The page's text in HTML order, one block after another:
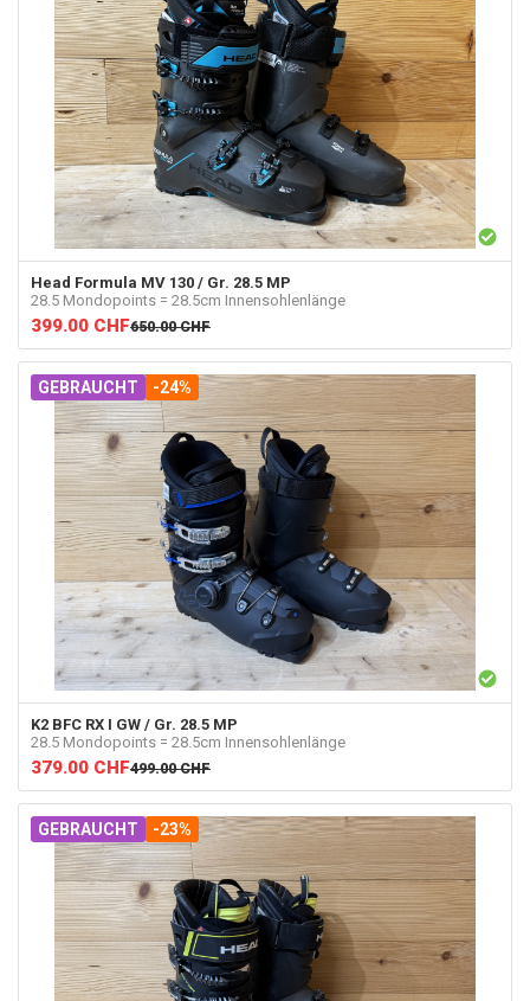
Head Formula MV 130 / Gr. 28.5 MP
28.5 Mondopoints = 28.5cm Innensohlenlänge
399.00 CHF650.00 CHF
GEBRAUCHT -24%
K2 BFC RX I GW / Gr. 28.5 MP
28.5 Mondopoints = 28.5cm Innensohlenlänge
379.00 CHF499.00 CHF
GEBRAUCHT -23%